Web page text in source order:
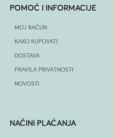
POMOĆ I INFORMACIJE
MOJ RAČUN
KAKO KUPOVATI
DOSTAVA
PRAVILA PRIVATNOSTI
NOVOSTI
NAČINI PLAĆANJA